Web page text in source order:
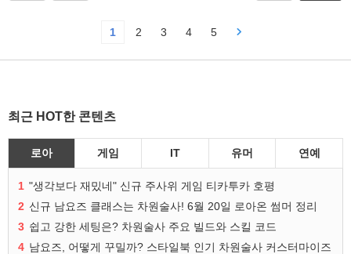
1 2 3 4 5
최근 HOT한 콘텐츠
로아 게임 IT 유머 연예
1 "생각보다 재밌네" 신규 주사위 게임 티카투카 호평
2 신규 남요즈 클래스는 차원술사! 6월 20일 로아온 썸머 정리
3 쉽고 강한 세팅은? 차원술사 주요 빌드와 스킬 코드
4 남요즈, 어떻게 꾸밀까? 스타일북 인기 차원술사 커스터마이즈